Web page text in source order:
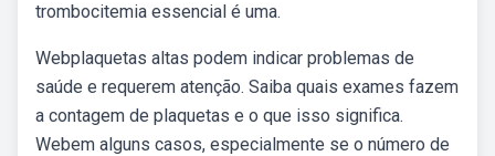
trombocitemia essencial é uma.
Webplaquetas altas podem indicar problemas de
saúde e requerem atenção. Saiba quais exames fazem
a contagem de plaquetas e o que isso significa.
Webem alguns casos, especialmente se o número de